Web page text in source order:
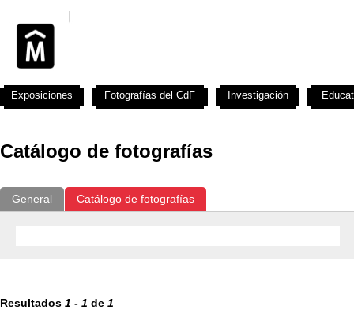
Catálogo de fotografías
General Catálogo de fotografías
Resultados 1 - 1 de 1
Exposiciones Fotografías del CdF Investigación